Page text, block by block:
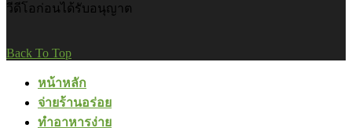
วีดีโอก่อนได้รับอนุญาต
Back To Top
หน้าหลัก
จ่ายร้านอร่อย
ทำอาหารง่าย